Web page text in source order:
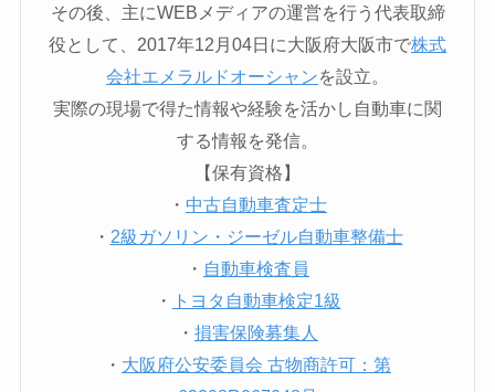
その後、主にWEBメディアの運営を行う代表取締
役として、2017年12月04日に大阪府大阪市で株式
会社エメラルドオーシャンを設立。
実際の現場で得た情報や経験を活かし自動車に関
する情報を発信。
【保有資格】
・ 中古自動車査定士
・ 2級ガソリン・ジーゼル自動車整備士
・ 自動車検査員
・
トヨタ自動車検定1級
・ 損害保険募集人
・ 大阪府公安委員会 古物商許可：第